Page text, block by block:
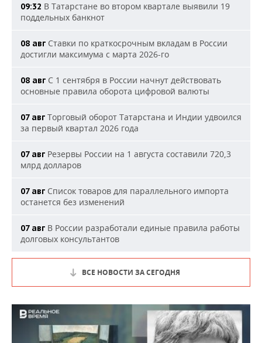
09:32 В Татарстане во втором квартале выявили 19
поддельных банкнот
08 авг Ставки по краткосрочным вкладам в России
достигли максимума с марта 2026-го
08 авг С 1 сентября в России начнут действовать
основные правила оборота цифровой валюты
07 авг Торговый оборот Татарстана и Индии удвоился
за первый квартал 2026 года
07 авг Резервы России на 1 августа составили 720,3
млрд долларов
07 авг Список товаров для параллельного импорта
останется без изменений
07 авг В России разработали единые правила работы
долговых консультантов
ВСЕ НОВОСТИ ЗА СЕГОДНЯ